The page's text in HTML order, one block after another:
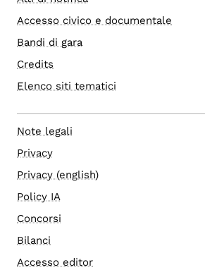
Accesso civico e documentale
Bandi di gara
Credits
Elenco siti tematici
Note legali
Privacy
Privacy (english)
Policy IA
Concorsi
Bilanci
Accesso editor